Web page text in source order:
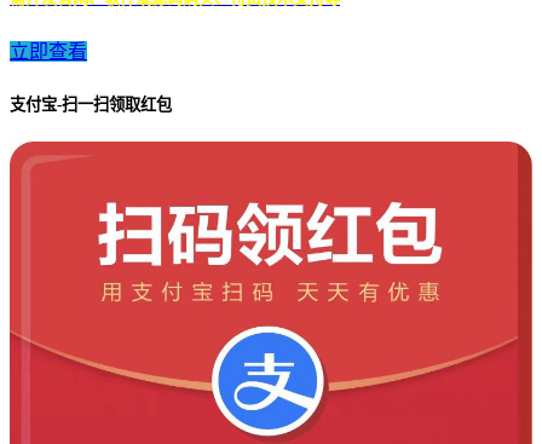
立即查看
支付宝-扫一扫领取红包